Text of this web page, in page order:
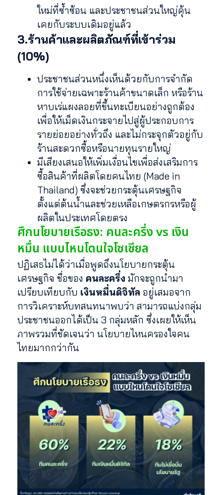
ใหม่ที่ซ้ำซ้อน และประชาชนส่วนใหญ่คุ้น
เคยกับระบบเดิมอยู่แล้ว
3.ร้านค้าและผลิตภัณฑ์ที่เข้าร่วม
(10%)
ประชาชนส่วนหนึ่งเห็นด้วยกับการจำกัด
การใช้จ่ายเฉพาะร้านค้าขนาดเล็ก หรือร้าน
หาบเร่แผงลอยที่ขึ้นทะเบียนอย่างถูกต้อง
เพื่อให้เม็ดเงินกระจายไปสู่ผู้ประกอบการ
รายย่อยอย่างทั่วถึง และไม่กระจุกตัวอยู่กับ
ร้านสะดวกซื้อหรือนายทุนรายใหญ่
มีเสียงเสนอให้เพิ่มเงื่อนไขเพื่อส่งเสริมการ
ซื้อสินค้าที่ผลิตโดยคนไทย (Made in
Thailand) ซึ่งจะช่วยกระตุ้นเศรษฐกิจ
ตั้งแต่ต้นน้ำและช่วยเหลือเกษตรกรหรือผู้
ผลิตในประเทศโดยตรง
ศึกนโยบายเรือธง: คนละครึ่ง vs เงิน
หมื่น แบบไหนโดนใจโซเชียล
ปฏิเสธไม่ได้ว่าเมื่อพูดถึงนโยบายกระตุ้น
เศรษฐกิจ ชื่อของ คนละครึ่ง มักจะถูกนำมา
เปรียบเทียบกับ เงินหมื่นดิจิทัล อยู่เสมอจาก
การวิเคราะห์บทสนทนาพบว่า สามารถแบ่งกลุ่ม
ประชาชนออกได้เป็น 3 กลุ่มหลัก ซึ่งเผยให้เห็น
ภาพรวมที่ชัดเจนว่า นโยบายไหนครองใจคน
ไทยมากกว่ากัน